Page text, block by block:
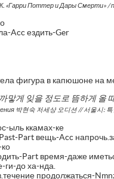
«Гарри Поттер и Дары Смерти» /
Acc ездить-Ger
фигура в капюшоне на
까맣게 잊을 정도로 뜸하게 올
박현숙 저세상 오디션//서울시:
ыль ккамах-ке
Part вещь-Acc
Part время-даже
ги-до ха-нда.
продолжаться-